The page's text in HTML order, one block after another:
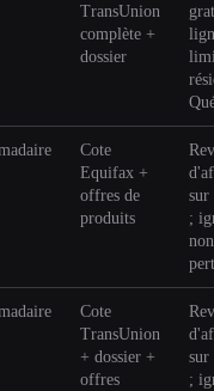
TransUnion
complète +
dossier
Cote
Equifax +
offres de
produits
sur
;
non
Cote
TransUnion
+ dossier +
offres
sur
;